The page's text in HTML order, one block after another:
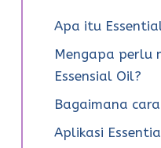
Apa itu
Mengapa perlu
Essensial Oil?
Bagaimana
Aplikasi